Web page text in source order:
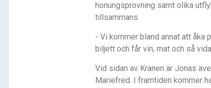
honungsprovning samt olika
tillsammans.
- Vi kommer bland annat att åka
biljett och får vin, mat och så
Vid sidan av Kranen är Jonas
Mariefred. I framtiden kommer